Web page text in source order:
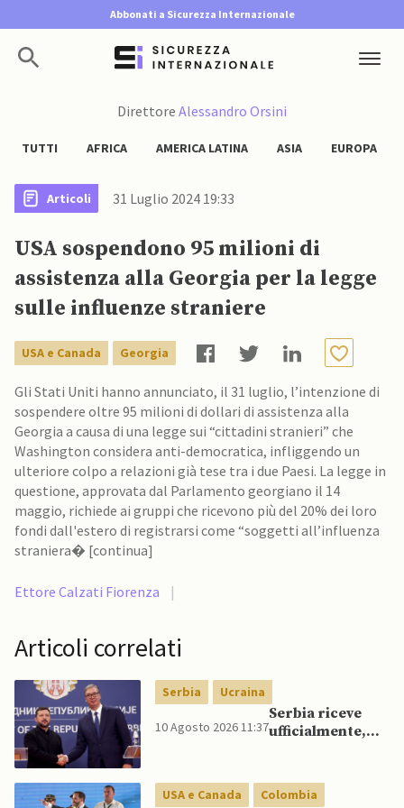
Abbonati a Sicurezza Internazionale
Direttore Alessandro Orsini
TUTTI AFRICA AMERICA LATINA ASIA EUROPA
Articoli 31 Luglio 2024 19:33
USA sospendono 95 milioni di
assistenza alla Georgia per la legge
sulle influenze straniere
USA e Canada Georgia
Gli Stati Uniti hanno annunciato, il 31 luglio, l’intenzione di
sospendere oltre 95 milioni di dollari di assistenza alla
Georgia a causa di una legge sui “cittadini stranieri” che
Washington considera anti-democratica, infliggendo un
ulteriore colpo a relazioni già tese tra i due Paesi. La legge in
questione, approvata dal Parlamento georgiano il 14
maggio, richiede ai gruppi che ricevono più del 20% dei loro
fondi dall'estero di registrarsi come “soggetti all’influenza
straniera� [continua]
Ettore Calzati Fiorenza |
Articoli correlati
Serbia Ucraina
10 Agosto 2026 11:37
Serbia riceve
ufficialmente,
insediamento,
presidente
USA e Canada Colombia